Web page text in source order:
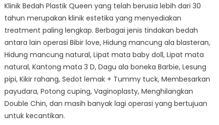
Klinik Bedah Plastik Queen yang telah berusia lebih dari 30
tahun merupakan klinik estetika yang menyediakan
treatment paling lengkap. Berbagai jenis tindakan bedah
antara lain operasi Bibir love, Hidung mancung ala blasteran,
Hidung mancung natural, Lipat mata baby doll, Lipat mata
natural, Kantong mata 3 D, Dagu ala boneka Barbie, Lesung
pipi, Kikir rahang, Sedot lemak + Tummy tuck, Membesarkan
payudara, Potong cuping, Vaginoplasty, Menghilangkan
Double Chin, dan masih banyak lagi operasi yang bertujuan
untuk kecantikan.